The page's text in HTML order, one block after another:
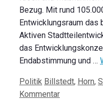
Bezug. Mit rund
Entwicklungsraum
Aktiven
das
Endabstimmung und …
Kategorien
Politik Schlagwörter
Billstedt, Horn,
Kommentar